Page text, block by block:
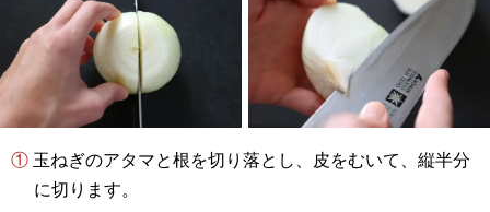
① 玉ねぎのアタマと根を切り落とし、皮をむいて、縦半分
に切ります。